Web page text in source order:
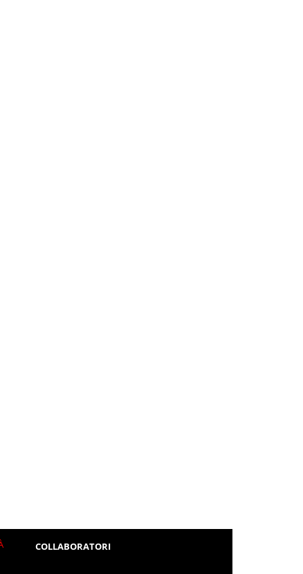
COLLABORATORI